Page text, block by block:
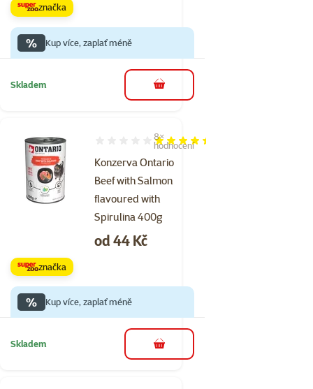
značka
% Kup více, zaplať méně
Skladem do košíku
Konzerva Ontario
Beef with Salmon
flavoured with
Spirulina 400g
Hodnocení 88%, počet hodnocení: 8
8×
hodnocení
Cena
od 44 Kč
značka
% Kup více, zaplať méně
Skladem do košíku